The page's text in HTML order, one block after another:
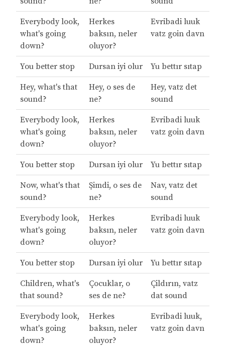
Everybody look,
what's going
down?
Herkes
baksın, neler
oluyor?
Evribadi luuk
vatz goin davn
You better stop Dursan iyi olur Yu bettır sıtap
Hey, what's that
sound?
Hey, o ses de
ne?
Hey, vatz det
sound
Everybody look,
what's going
down?
Herkes
baksın, neler
oluyor?
Evribadi luuk
vatz goin davn
You better stop Dursan iyi olur Yu bettır sıtap
Now, what's that
sound?
Şimdi, o ses de
ne?
Nav, vatz det
sound
Everybody look,
what's going
down?
Herkes
baksın, neler
oluyor?
Evribadi luuk
vatz goin davn
You better stop Dursan iyi olur Yu bettır sıtap
Children, what's
that sound?
Çocuklar, o
ses de ne?
Çildırın, vatz
dat sound
Everybody look,
what's going
down?
Herkes
baksın, neler
oluyor?
Evribadi luuk,
vatz goin davn